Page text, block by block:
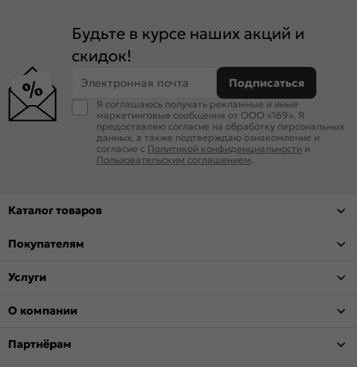
Будьте в курсе наших акций и
скидок!
Электронная почта Подписаться
Я соглашаюсь получать рекламные и иные
маркетинговые сообщения от ООО «169». Я
предоставляю согласие на обработку персональных
данных, а также подтверждаю ознакомление и
согласие с Политикой конфиденциальности и
Пользовательским соглашением
Каталог товаров
Покупателям
Услуги
О компании
Партнёрам